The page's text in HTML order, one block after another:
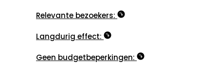
Relevante bezoekers:
Langdurig effect:
Geen budgetbeperkingen: